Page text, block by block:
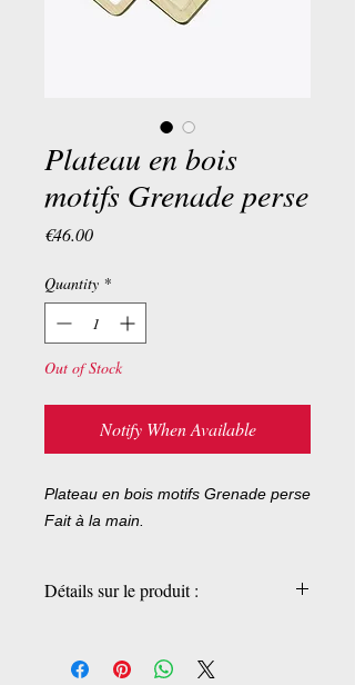
Plateau en bois
motifs Grenade perse
€46.00Price
Quantity *
Out of Stock
Notify When Available
Plateau en bois motifs Grenade perse
Fait à la main.
Détails sur le produit :
23x31